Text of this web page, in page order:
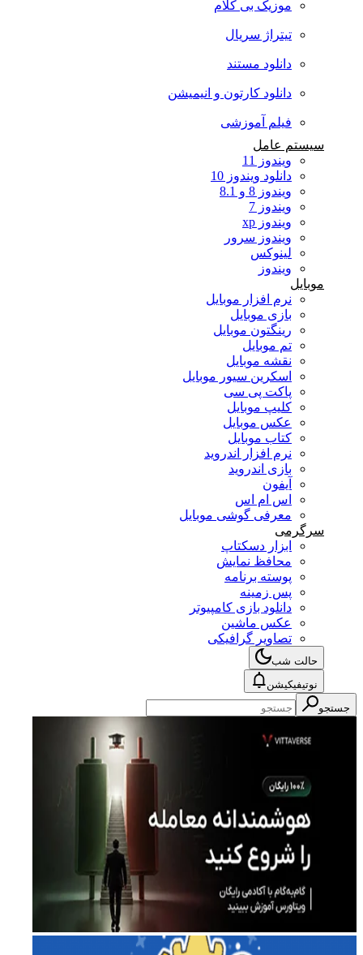
موزیک بی کلام
تیتراژ سریال
دانلود مستند
دانلود کارتون و انیمیشن
فیلم آموزشی
سیستم عامل
ویندوز 11
دانلود ویندوز 10
ویندوز 8 و 8.1
ویندوز 7
ویندوز xp
ویندوز سرور
لینوکس
ویندوز
موبایل
نرم افزار موبایل
بازی موبایل
رینگتون موبایل
تم موبایل
نقشه موبایل
اسکرین سیور موبایل
پاکت پی سی
کلیپ موبایل
عکس موبایل
کتاب موبایل
نرم افزار اندروید
بازی اندروید
آیفون
اس ام اس
معرفی گوشی موبایل
سرگرمی
ابزار دسکتاپ
محافظ نمایش
پوسته برنامه
پس زمینه
دانلود بازی کامپیوتر
عکس ماشین
تصاویر گرافیکی
حالت شب
نوتیفیکیشن
جستجو